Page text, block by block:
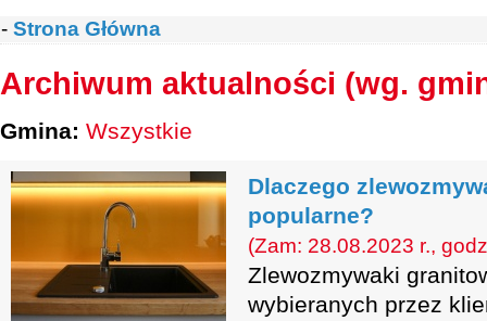
- Strona Główna
Archiwum aktualności (wg.
Gmina: Wszystkie
Dlaczego
popularne?
(Zam: 28.08.2023 r.,
Zlewozmywaki
wybieranych przez